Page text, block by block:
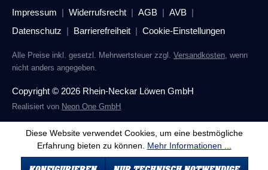
Copyright © 2026 Rhein-Neckar Löwen GmbH
Realisiert von Neon One GmbH
Impressum Widerrufsrecht AGB
AVB
Datenschutz
Barrierefreiheit Cookie-Einstellungen
Alle Preise inkl. gesetzl. Mehrwertsteuer zzgl. Versandkosten, wenn
nicht anders angegeben.
Diese Website verwendet Cookies, um eine bestmögliche
Erfahrung bieten zu können. Mehr Informationen ...